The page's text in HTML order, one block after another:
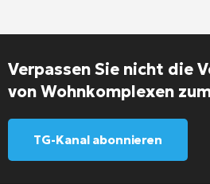
Verpassen Sie nicht die
von Wohnkomplexen
TG-Kanal abonnieren